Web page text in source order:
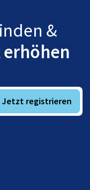
&
Jetzt registrieren